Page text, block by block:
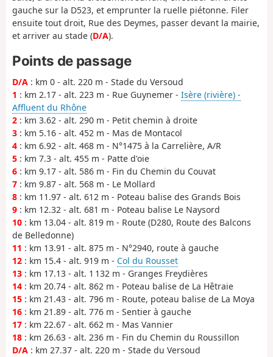
gauche sur la D523, et emprunter la ruelle piétonne. Filer
ensuite tout droit, Rue des Deymes, passer devant la mairie,
et arriver au stade (D/A).
Points de passage
D/A : km 0 - alt. 220 m - Stade du Versoud
1 : km 2.17 - alt. 223 m - Rue Guynemer - Isère (rivière) -
Affluent du Rhône
2 : km 3.62 - alt. 290 m - Petit chemin à droite
3 : km 5.16 - alt. 452 m - Mas de Montacol
4 : km 6.92 - alt. 468 m - N°1475 à la Carrelière, A/R
5 : km 7.3 - alt. 455 m - Patte d'oie
6 : km 9.17 - alt. 586 m - Fin du Chemin du Couvat
7 : km 9.87 - alt. 568 m - Le Mollard
8 : km 11.97 - alt. 612 m - Poteau balise des Grands Bois
9 : km 12.32 - alt. 681 m - Poteau balise Le Naysord
10 : km 13.04 - alt. 819 m - Route (D280, Route des Balcons
de Belledonne)
11 : km 13.91 - alt. 875 m - N°2940, route à gauche
12 : km 15.4 - alt. 919 m - Col du Rousset
13 : km 17.13 - alt. 1 132 m - Granges Freydières
14 : km 20.74 - alt. 862 m - Poteau balise de La Hêtraie
15 : km 21.43 - alt. 796 m - Route, poteau balise de La Moya
16 : km 21.89 - alt. 776 m - Sentier à gauche
17 : km 22.67 - alt. 662 m - Mas Vannier
18 : km 26.63 - alt. 236 m - Fin du Chemin du Roussillon
D/A : km 27.37 - alt. 220 m - Stade du Versoud